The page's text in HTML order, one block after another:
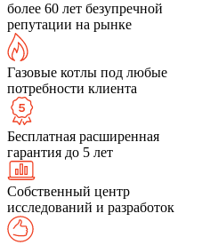
более 60 лет безупречной
репутации на рынке
Газовые котлы под любые
потребности клиента
Бесплатная расширенная
гарантия до 5 лет
Собственный центр
исследований и разработок